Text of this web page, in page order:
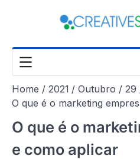
Home 2021 Outubro
29
O que é o marketing
O que é o
e como aplicar